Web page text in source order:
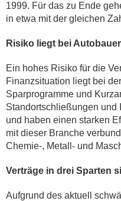
1999. Für das zu Ende
in etwa mit der gleichen
Risiko liegt bei
Ein hohes Risiko für die
Finanzsituation liegt bei
Sparprogramme und
Standortschließungen und
und haben einen starken
mit dieser Branche
Chemie-, Metall- und
Verträge in drei Sparten
Aufgrund des aktuell